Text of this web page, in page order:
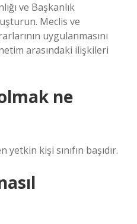
ve Başkanlık
Meclis ve
uygulanmasını
arasındaki ilişkileri
ne
kişi sınıfın başıdır.